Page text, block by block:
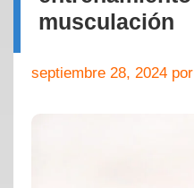
musculación
septiembre 28, 2024 por